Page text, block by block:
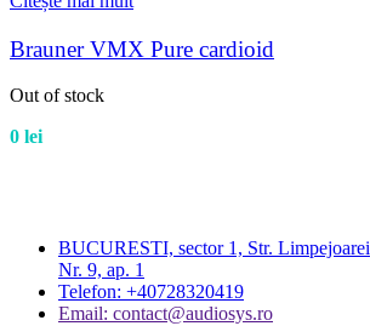
Brauner VMX Pure cardioid
Out of stock
0 lei
BUCURESTI, sector 1, Str. Limpejoarei
Nr. 9, ap. 1
Telefon: +40728320419
Email: contact@audiosys.ro